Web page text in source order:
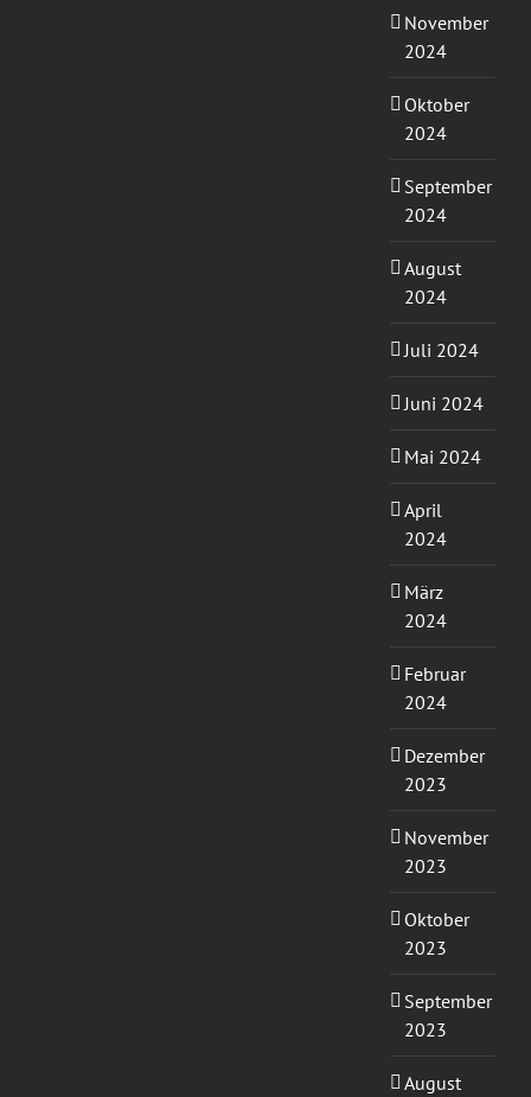
November
2024
Oktober
2024
September
2024
August
2024
Juli 2024
Juni 2024
Mai 2024
April
2024
März
2024
Februar
2024
Dezember
2023
November
2023
Oktober
2023
September
2023
August